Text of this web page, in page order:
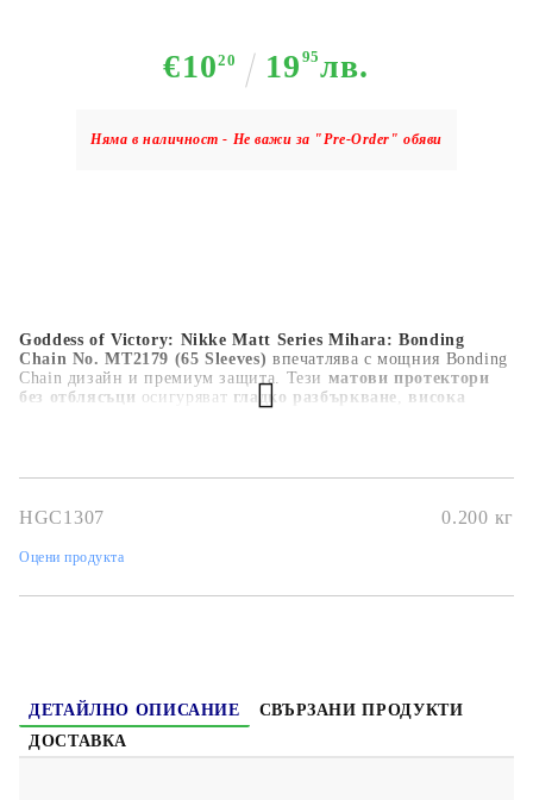
€1020 19 95лв.
Няма в наличност - Не важи за "Pre-Order" обяви
Goddess of Victory: Nikke Matt Series Mihara: Bonding
Chain No. MT2179 (65 Sleeves) впечатлява с мощния Bonding
Chain дизайн и премиум защита. Тези матови протектори
без отблясъци осигуряват гладко разбъркване
висока
HGC1307 0.200 кг
Оцени продукта
ДЕТАЙЛНО ОПИСАНИЕ
СВЪРЗАНИ ПРОДУКТИ
ДОСТАВКА